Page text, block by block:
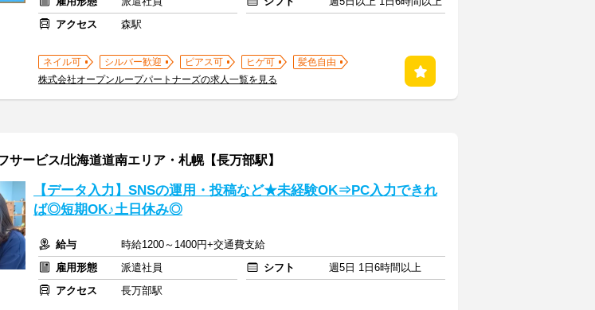
アクセス
森駅
ネイル可 シルバー歓迎 ピアス可 ヒゲ可
髪色自由
株式会社オープンループパートナーズの求人一覧を見る
サービス/北海道道南エリア・札幌【長万部駅】
【データ入力】SNSの運用・投稿など★未経験OK⇒PC入力できれ
ば◎短期OK♪土日休み◎
給与
時給1200～1400円+交通費支給
雇用形態
派遣社員 シフト
週5日 1日6時間以上
アクセス
長万部駅